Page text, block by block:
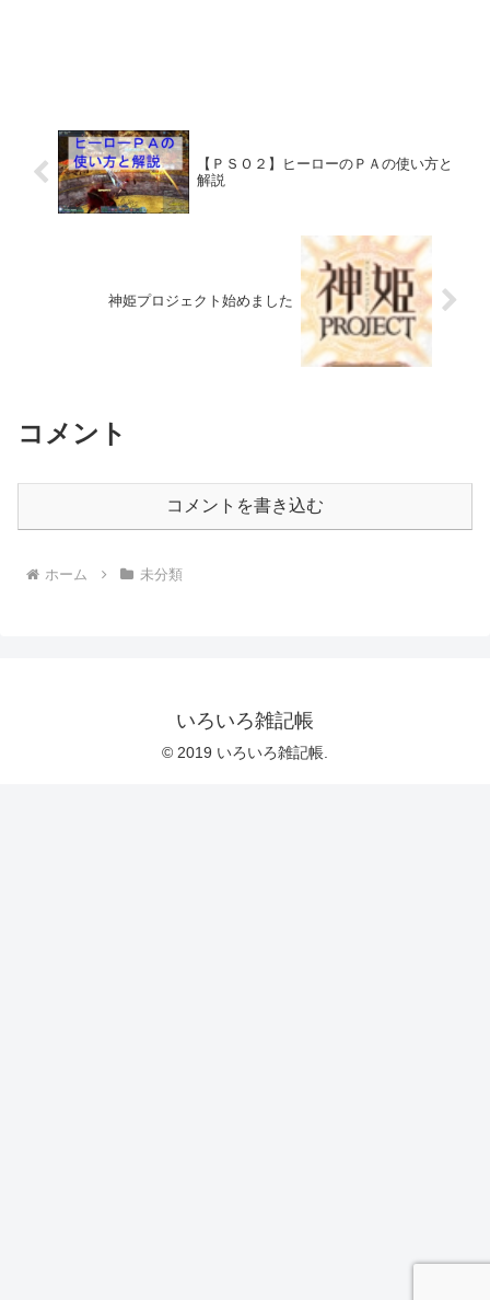
【ＰＳＯ２】ヒーローのＰＡの使い方と
解説
神姫プロジェクト始めました
コメント
コメントを書き込む
ホーム 未分類
いろいろ雑記帳
© 2019 いろいろ雑記帳.